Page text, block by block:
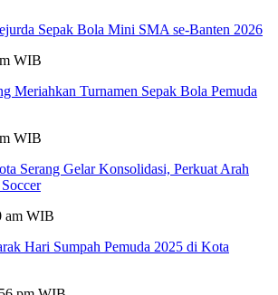
Sepak Bola Mini SMA se-Banten 2026
WIB
Meriahkan Turnamen Sepak Bola Pemuda
WIB
Serang Gelar Konsolidasi, Perkuat Arah
am WIB
Hari Sumpah Pemuda 2025 di Kota